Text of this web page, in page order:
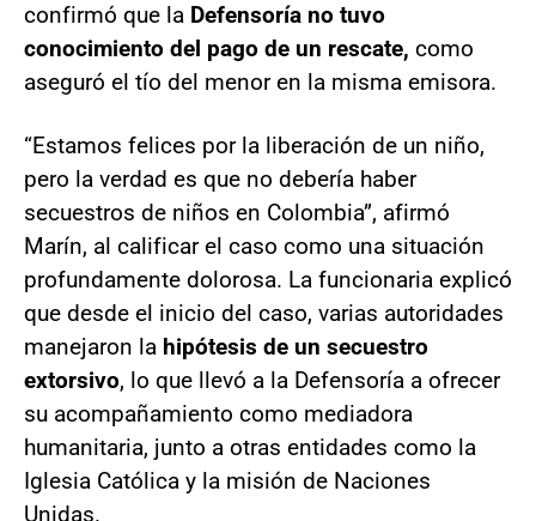
confirmó que la Defensoría no tuvo
conocimiento del pago de un rescate, como
aseguró el tío del menor en la misma emisora.
“Estamos felices por la liberación de un niño,
pero la verdad es que no debería haber
secuestros de niños en Colombia”, afirmó
Marín, al calificar el caso como una situación
profundamente dolorosa. La funcionaria explicó
que desde el inicio del caso, varias autoridades
manejaron la hipótesis de un secuestro
extorsivo, lo que llevó a la Defensoría a ofrecer
su acompañamiento como mediadora
humanitaria, junto a otras entidades como la
Iglesia Católica y la misión de Naciones
Unidas.